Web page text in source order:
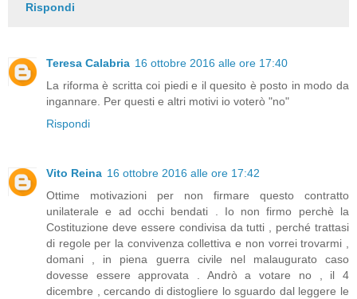
Rispondi
Teresa Calabria 16 ottobre 2016 alle ore 17:40
La riforma è scritta coi piedi e il quesito è posto in modo da
ingannare. Per questi e altri motivi io voterò "no"
Rispondi
Vito Reina 16 ottobre 2016 alle ore 17:42
Ottime motivazioni per non firmare questo contratto
unilaterale e ad occhi bendati . Io non firmo perchè la
Costituzione deve essere condivisa da tutti , perché trattasi
di regole per la convivenza collettiva e non vorrei trovarmi ,
domani , in piena guerra civile nel malaugurato caso
dovesse essere approvata . Andrò a votare no , il 4
dicembre , cercando di distogliere lo sguardo dal leggere le